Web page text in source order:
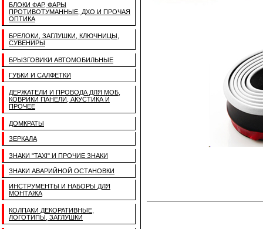
БЛОКИ ФАР, ФАРЫ
ПРОТИВОТУМАННЫЕ, ДХО И ПРОЧАЯ
ОПТИКА
БРЕЛОКИ, ЗАГЛУШКИ, КЛЮЧНИЦЫ,
СУВЕНИРЫ
БРЫЗГОВИКИ АВТОМОБИЛЬНЫЕ
ГУБКИ И САЛФЕТКИ
ДЕРЖАТЕЛИ И ПРОВОДА ДЛЯ МОБ,
КОВРИКИ ПАНЕЛИ, АКУСТИКА И
ПРОЧЕЕ
ДОМКРАТЫ
ЗЕРКАЛА
ЗНАКИ "TAXI" И ПРОЧИЕ ЗНАКИ
ЗНАКИ АВАРИЙНОЙ ОСТАНОВКИ
ИНСТРУМЕНТЫ И НАБОРЫ ДЛЯ
МОНТАЖА
КОЛПАКИ ДЕКОРАТИВНЫЕ,
ЛОГОТИПЫ, ЗАГЛУШКИ